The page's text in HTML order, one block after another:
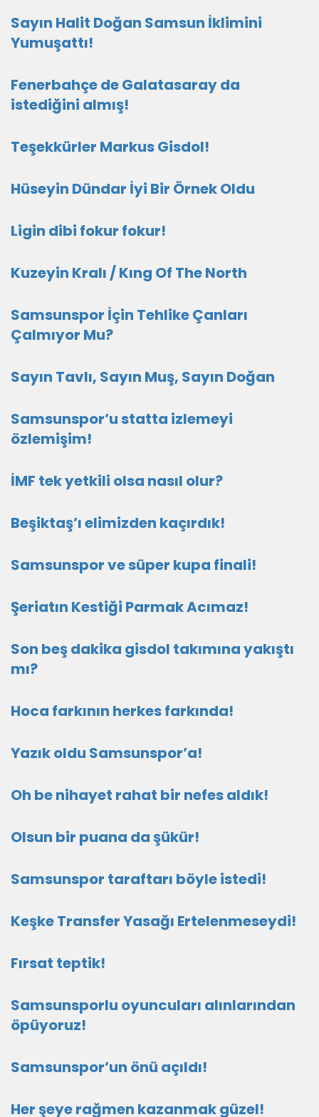
Sayın Halit Doğan Samsun İklimini
Yumuşattı!
Fenerbahçe de Galatasaray da
istediğini almış!
Teşekkürler Markus Gisdol!
Hüseyin Dündar İyi Bir Örnek Oldu
Ligin dibi fokur fokur!
Kuzeyin Kralı / Kıng Of The North
Samsunspor İçin Tehlike Çanları
Çalmıyor Mu?
Sayın Tavlı, Sayın Muş, Sayın Doğan
Samsunspor’u statta izlemeyi
özlemişim!
İMF tek yetkili olsa nasıl olur?
Beşiktaş’ı elimizden kaçırdık!
Samsunspor ve süper kupa finali!
Şeriatın Kestiği Parmak Acımaz!
Son beş dakika gisdol takımına yakıştı
mı?
Hoca farkının herkes farkında!
Yazık oldu Samsunspor’a!
Oh be nihayet rahat bir nefes aldık!
Olsun bir puana da şükür!
Samsunspor taraftarı böyle istedi!
Keşke Transfer Yasağı Ertelenmeseydi!
Fırsat teptik!
Samsunsporlu oyuncuları alınlarından
öpüyoruz!
Samsunspor’un önü açıldı!
Her şeye rağmen kazanmak güzel!